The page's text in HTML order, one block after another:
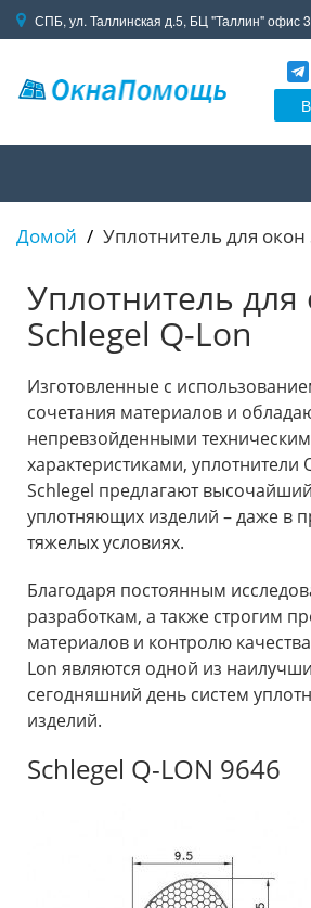
СПБ, ул. Таллинская д.5, БЦ "Таллин" офис
Домой Уплотнитель для окон
Уплотнитель для
Schlegel Q-Lon
Изготовленные с
сочетания материалов и
непревзойденными
характеристиками, уплотнители
Schlegel предлагают
уплотняющих изделий – даже в
тяжелых условиях.
Благодаря постоянным
разработкам, а также строгим
материалов и контролю
Lon являются одной из
сегодняшний день систем
изделий.
Schlegel Q-LON 9646